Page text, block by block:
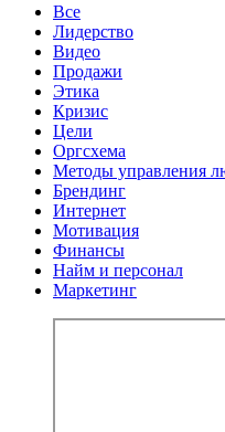
Все
Лидерство
Видео
Продажи
Этика
Кризис
Цели
Оргсхема
Методы управления
Брендинг
Интернет
Мотивация
Финансы
Найм и персонал
Маркетинг